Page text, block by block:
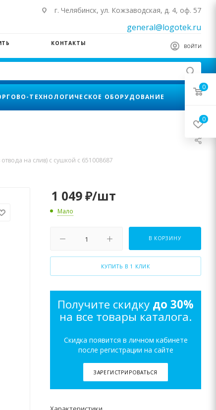
г. Челябинск, ул. Кожзаводская, д. 4, оф. 57
general@logotek.ru
ВОЙТИ
КОНТАКТЫ
ТЕХНОЛОГИЧЕСКОЕ ОБОРУДОВАНИЕ
на слив) с сушкой с 651008687
1 049₽/шт
Мало
В КОРЗИНУ
КУПИТЬ В 1 КЛИК
Получите скидку до 30%
на все товары каталога.
Скидка появится в личном кабинете
после регистрации на сайте
ЗАРЕГИСТРИРОВАТЬСЯ
0
0